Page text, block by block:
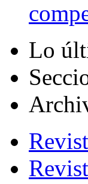
Lo